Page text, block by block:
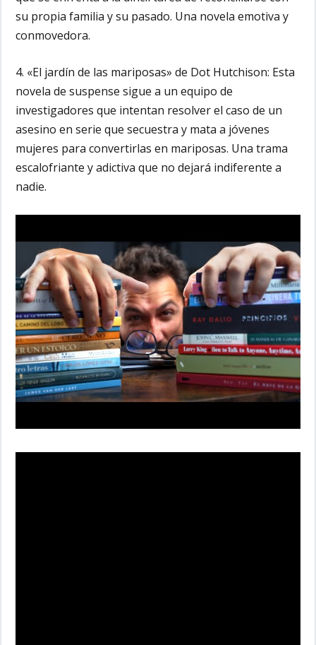
su propia familia y su pasado. Una novela emotiva y
conmovedora.
4. «El jardín de las mariposas» de Dot Hutchison: Esta
novela de suspense sigue a un equipo de
investigadores que intentan resolver el caso de un
asesino en serie que secuestra y mata a jóvenes
mujeres para convertirlas en mariposas. Una trama
escalofriante y adictiva que no dejará indiferente a
nadie.